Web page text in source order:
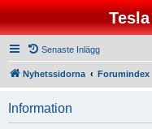
Senaste Inlägg
Nyhetssidorna Forumindex
Information